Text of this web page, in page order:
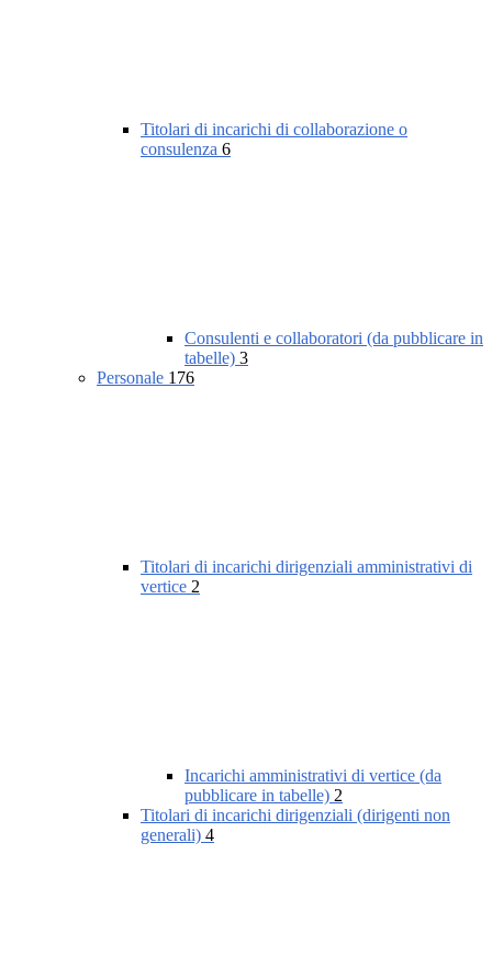
Titolari di incarichi di collaborazione o
consulenza 6
Consulenti e collaboratori (da pubblicare in
tabelle) 3
Personale 176
Titolari di incarichi dirigenziali amministrativi di
vertice 2
Incarichi amministrativi di vertice (da
pubblicare in tabelle) 2
Titolari di incarichi dirigenziali (dirigenti non
generali) 4